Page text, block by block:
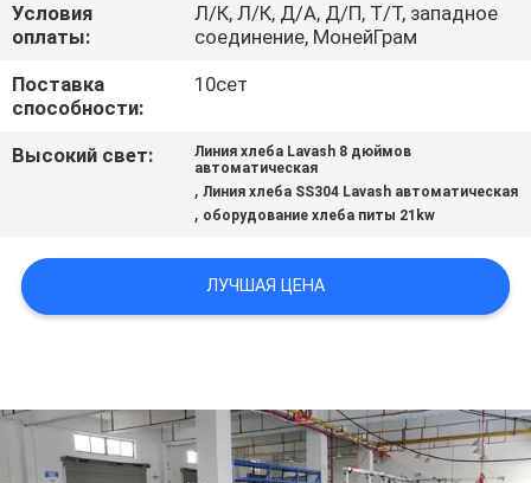
СВЯЖИТЕСЬ
С
НАМИ
ЗАПРОСИТЕ
КАРТА
PRIVACY
POLICY
Условия
оплаты:
Л/К, Л/К, Д/А, Д/П, Т/Т, западное
соединение, МонейГрам
Поставка
способности:
10сет
Высокий свет:
Линия хлеба Lavash 8 дюймов
автоматическая
,Линия хлеба SS304 Lavash автоматическая
, оборудование хлеба питы 21kw
ЛУЧШАЯ ЦЕНА